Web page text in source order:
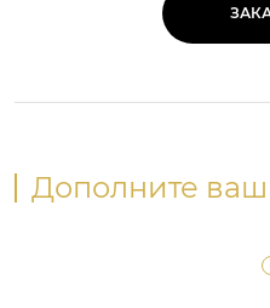
Дополните